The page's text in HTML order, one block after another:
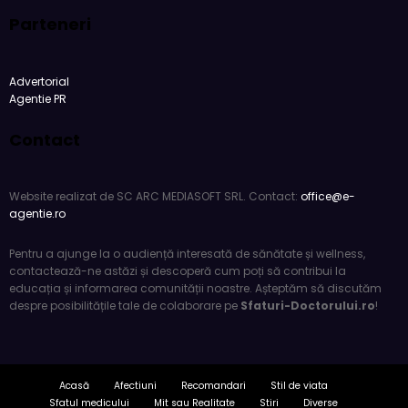
Parteneri
Agentie PR
Contact
agentie.ro
contactează-ne astăzi și descoperă cum poți să contribui la
educația și informarea comunității noastre. Așteptăm să discutăm
despre posibilitățile tale de colaborare peSfaturi-Doctorului.ro !